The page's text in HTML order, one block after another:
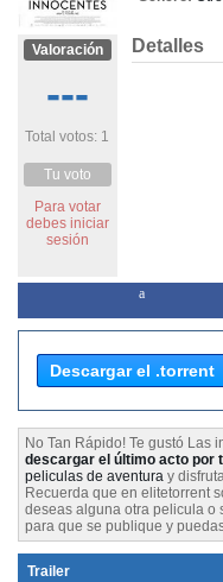
Valoración
---
Total votos: 1
Tu voto
Para votar
debes iniciar
sesión
Detalles
Descargar el .torrent
No Tan Rápido! Te gustó Las
descargar el último acto por
peliculas de aventura y
Recuerda que en elitetorrent
deseas alguna otra pelicula o
para que se publique y
Trailer